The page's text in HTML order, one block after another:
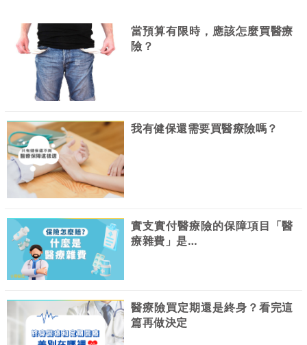
當預算有限時，應該怎麼買醫療
險？
我有健保還需要買醫療險嗎？
實支實付醫療險的保障項目「醫
療雜費」是…
醫療險買定期還是終身？看完這
篇再做決定